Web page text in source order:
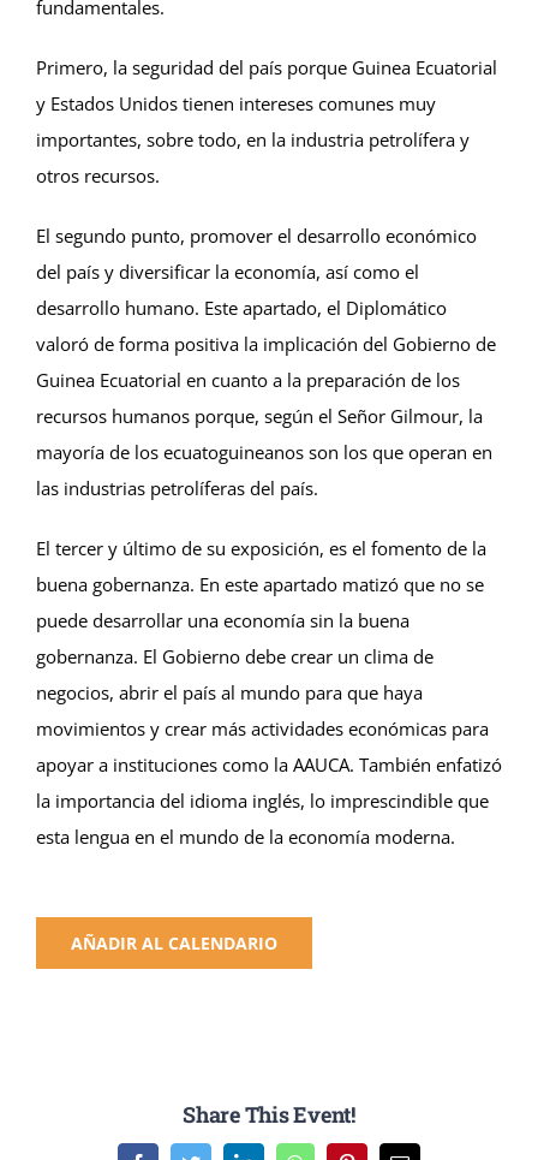
fundamentales.
Primero, la seguridad del país porque Guinea Ecuatorial
y Estados Unidos tienen intereses comunes muy
importantes, sobre todo, en la industria petrolífera y
otros recursos.
El segundo punto, promover el desarrollo económico
del país y diversificar la economía, así como el
desarrollo humano. Este apartado, el Diplomático
valoró de forma positiva la implicación del Gobierno de
Guinea Ecuatorial en cuanto a la preparación de los
recursos humanos porque, según el Señor Gilmour, la
mayoría de los ecuatoguineanos son los que operan en
las industrias petrolíferas del país.
El tercer y último de su exposición, es el fomento de la
buena gobernanza. En este apartado matizó que no se
puede desarrollar una economía sin la buena
gobernanza. El Gobierno debe crear un clima de
negocios, abrir el país al mundo para que haya
movimientos y crear más actividades económicas para
apoyar a instituciones como la AAUCA. También enfatizó
la importancia del idioma inglés, lo imprescindible que
esta lengua en el mundo de la economía moderna.
AÑADIR AL CALENDARIO
Share This Event!